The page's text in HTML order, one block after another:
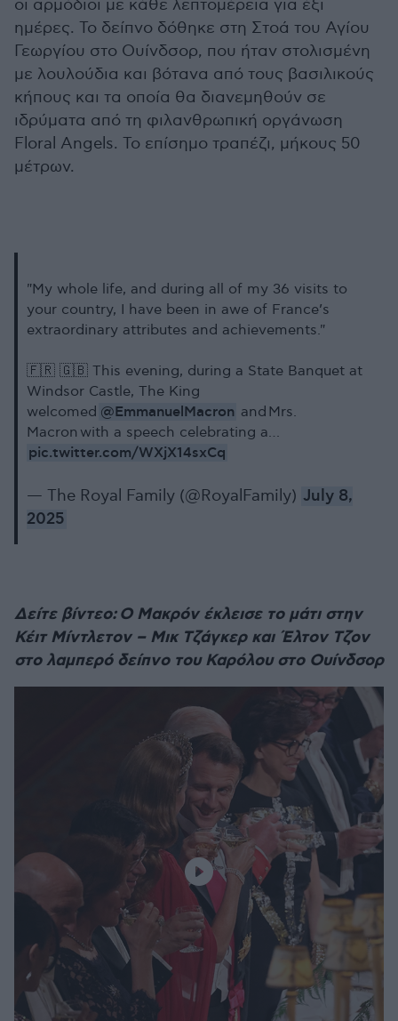
οι αρμόδιοι με κάθε λεπτομέρεια για έξι
ημέρες. Το δείπνο δόθηκε στη Στοά του Αγίου
Γεωργίου στο Ουίνδσορ, που ήταν στολισμένη
με λουλούδια και βότανα από τους βασιλικούς
κήπους και τα οποία θα διανεμηθούν σε
ιδρύματα από τη φιλανθρωπική οργάνωση
Floral Angels. Το επίσημο τραπέζι, μήκους 50
μέτρων.
"My whole life, and during all of my 36 visits to
your country, I have been in awe of France’s
extraordinary attributes and achievements."
🇫🇷 🇬🇧 This evening, during a State Banquet at
Windsor Castle, The King
welcomed @EmmanuelMacron and Mrs.
Macron with a speech celebrating a…
pic.twitter.com/WXjX14sxCq
— The Royal Family (@RoyalFamily) July 8,
2025
Δείτε βίντεο: Ο Μακρόν έκλεισε το μάτι στην
Κέιτ Μίντλετον – Μικ Τζάγκερ και Έλτον Τζον
στο λαμπερό δείπνο του Καρόλου στο Ουίνδσορ